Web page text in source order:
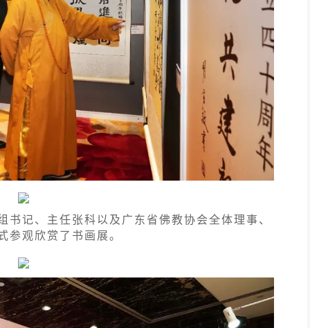
记、主任张科以及广东省佛教协会全体理事、
观欣赏了书画展。